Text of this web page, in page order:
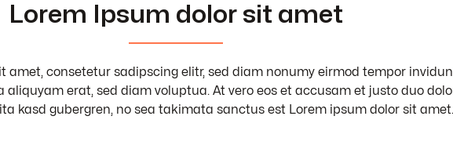
Von 100 bis 500 €
3000 €
Virtueller Mietplan
Neuzugänge
reparieren
Verzogene Keilrahmen
selber
Erfolgreiches Kunstinvestment
Referenzen
Lorem Ipsum dolor sit amet
amet, consetetur sadipscing elitr, sed diam nonumy eirmod tempor
aliquyam erat, sed diam voluptua. At vero eos et accusam et justo duo
kasd gubergren, no sea takimata sanctus est Lorem ipsum dolor sit amet.